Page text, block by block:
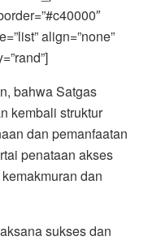
align=”none”
bahwa Satgas
kembali struktur
dan pemanfaatan
penataan akses
dan
sukses dan